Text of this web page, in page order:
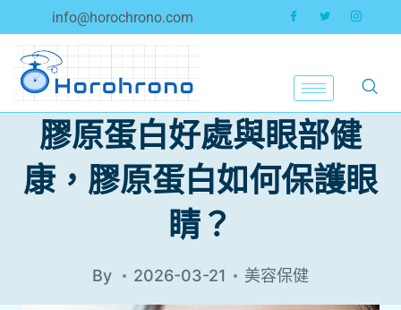
info@horochrono.com
膠原蛋白好處與眼部健
康，膠原蛋白如何保護眼
睛？
By 2026-03-21 美容保健